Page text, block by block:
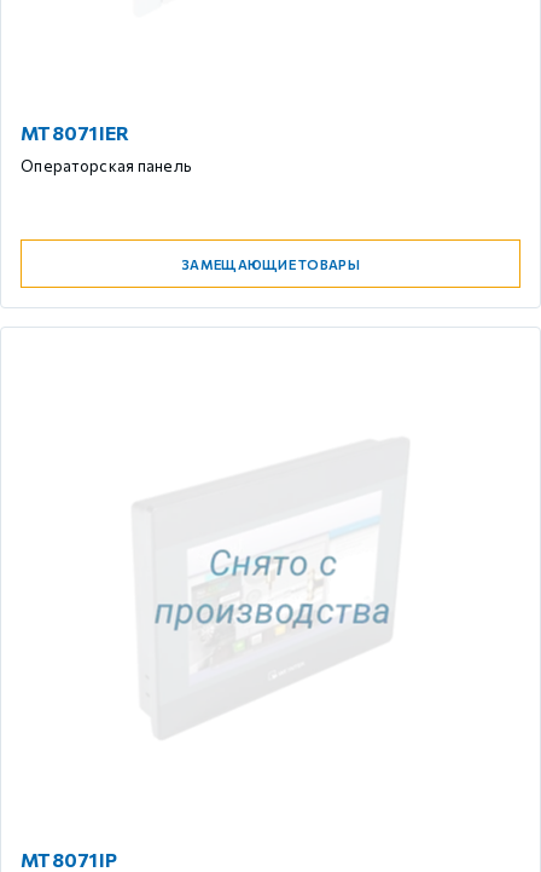
MT8071IER
Операторская панель
ЗАМЕЩАЮЩИЕ ТОВАРЫ
MT8071IP